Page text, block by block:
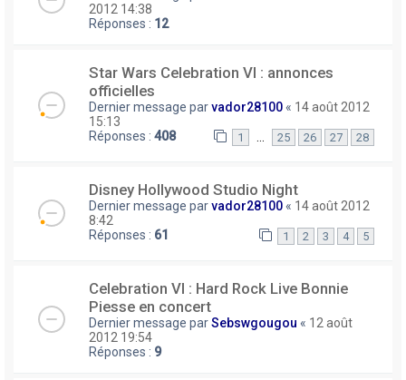
2012 14:38
Réponses : 12
Star Wars Celebration VI : annonces
officielles
Dernier message parvador28100 « 14 août 2012
15:13
Réponses : 408 1 25 26 27 28
Disney Hollywood Studio Night
Dernier message parvador28100 « 14 août 2012
8:42
Réponses : 61 1 2 3 4 5
Celebration VI : Hard Rock Live Bonnie
Piesse en concert
Dernier message parSebswgougou « 12 août
2012 19:54
Réponses : 9